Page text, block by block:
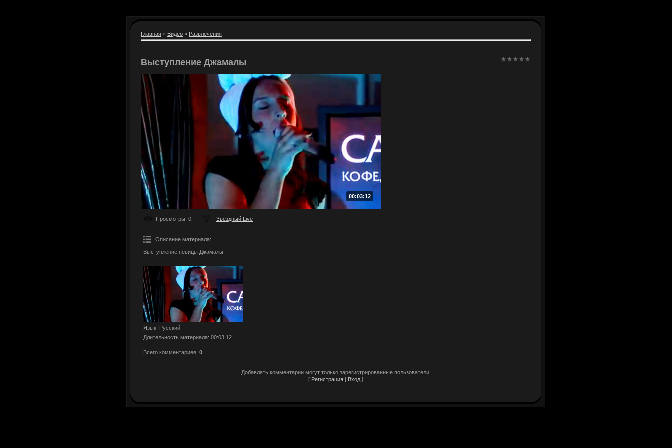
Главная » Видео » Развлечения
Выступление Джамалы
00:03:12
Просмотры: 0 Звездный Live
Описание материала:
Выступление певицы Джамалы.
Язык: Русский
Длительность материала: 00:03:12
Всего комментариев: 0
Добавлять комментарии могут только зарегистрированные пользователи.
[ Регистрация | Вход ]